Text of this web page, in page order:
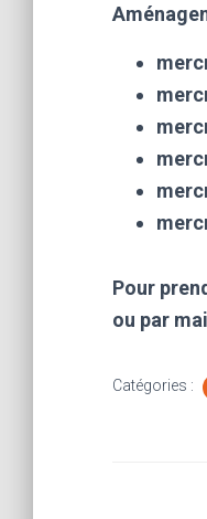
Pour
ou par
Catégories :